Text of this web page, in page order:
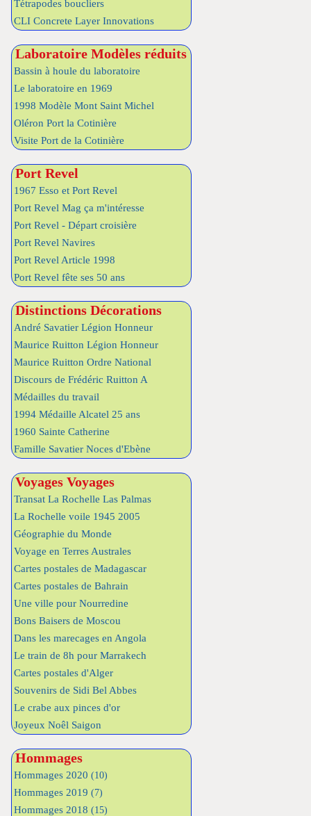
Tétrapodes boucliers
CLI Concrete Layer Innovations
Laboratoire Modèles réduits
Bassin à houle du laboratoire
Le laboratoire en 1969
1998 Modèle Mont Saint Michel
Oléron Port la Cotinière
Visite Port de la Cotinière
Port Revel
1967 Esso et Port Revel
Port Revel Mag ça m'intéresse
Port Revel - Départ croisière
Port Revel Navires
Port Revel Article 1998
Port Revel fête ses 50 ans
Distinctions Décorations
André Savatier Légion Honneur
Maurice Ruitton Légion Honneur
Maurice Ruitton Ordre National
Discours de Frédéric Ruitton A
Médailles du travail
1994 Médaille Alcatel 25 ans
1960 Sainte Catherine
Famille Savatier Noces d'Ebène
Voyages Voyages
Transat La Rochelle Las Palmas
La Rochelle voile 1945 2005
Géographie du Monde
Voyage en Terres Australes
Cartes postales de Madagascar
Cartes postales de Bahrain
Une ville pour Nourredine
Bons Baisers de Moscou
Dans les marecages en Angola
Le train de 8h pour Marrakech
Cartes postales d'Alger
Souvenirs de Sidi Bel Abbes
Le crabe aux pinces d'or
Joyeux Noêl Saigon
Hommages
Hommages 2020 (10)
Hommages 2019 (7)
Hommages 2018 (15)